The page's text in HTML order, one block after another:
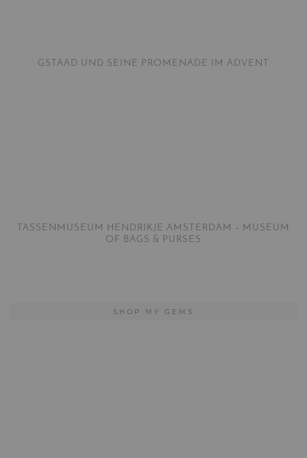
GSTAAD UND SEINE PROMENADE IM ADVENT
TASSENMUSEUM HENDRIKJE AMSTERDAM – MUSEUM
OF BAGS & PURSES
SHOP MY GEMS